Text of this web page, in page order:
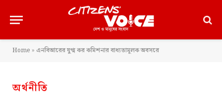
Home » এনবিআরের যুগ্ম কর কমিশনার বাধ্যতামূলক অবসরে
অর্থনীতি